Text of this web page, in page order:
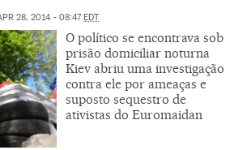
28, 2014 - 08:47EDT
O político se encontrava sob
prisão domiciliar noturna
Kiev abriu uma investigação
contra ele por ameaças e
suposto sequestro de
ativistas do Euromaidan